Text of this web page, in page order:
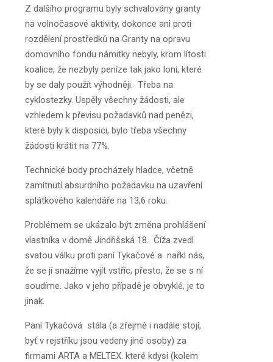
Z dalšího programu byly schvalovány granty
na volnočasové aktivity, dokonce ani proti
rozdělení prostředků na Granty na opravu
domovního fondu námitky nebyly, krom lítosti
koalice, že nezbyly peníze tak jako loni, které
by se daly použít výhodněji. Třeba na
cyklostezky. Uspěly všechny žádosti, ale
vzhledem k převisu požadavků nad penězi,
které byly k disposici, bylo třeba všechny
žádosti krátit na 77%.
Technické body procházely hladce, včetně
zamítnutí absurdního požadavku na uzavření
splátkového kalendáře na 13,6 roku.
Problémem se ukázalo být změna prohlášení
vlastníka v domě Jindřišská 18. Číža zvedl
svatou válku proti paní Tykačové a nařkl nás,
že se jí snažíme vyjít vstříc, přesto, že se s ní
soudíme. Jako v jeho případě je obvyklé, je to
jinak.
Paní Tykačová stála (a zřejmě i nadále stojí,
byť v rejstříku jsou vedeny jiné osoby) za
firmami ARTA a MELTEX. které kdysi (kolem